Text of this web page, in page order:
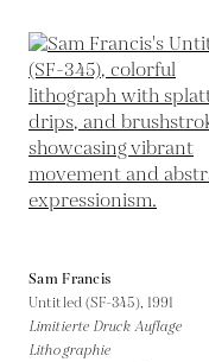
Sam Francis
Untitled (SF-345), 1991
Limitierte Druck Auflage
Lithographie